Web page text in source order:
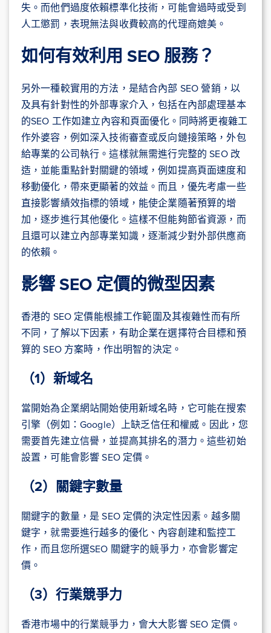
失。而他們過度依賴標準化技術，可能會過時或受到
人工懲罰，表現無法與收費較高的代理商媲美。
如何有效利用 SEO 服務？
另外一種較實用的方法，是結合內部 SEO 營銷，以
及具有針對性的外部專家介入，包括在內部處理基本
的SEO 工作如建立內容和頁面優化。同時將更複雜工
作外婆容，例如深入技術審查或反向鏈接策略，外包
給專業的公司執行。這樣就無需進行完整的 SEO 改
造，並能重點針對關鍵的領域，例如提高頁面速度和
移動優化，帶來更顯著的效益。而且，優先考慮一些
直接影響績效指標的領域，能使企業隨著預算的增
加，逐步進行其他優化。這樣不但能夠節省資源，而
且還可以建立內部專業知識，逐漸減少對外部供應商
的依賴。
影響 SEO 定價的微型因素
香港的 SEO 定價能根據工作範圍及其複雜性而有所
不同，了解以下因素，有助企業在選擇符合目標和預
算的 SEO 方案時，作出明智的決定。
（1）新域名
當開始為企業網站開始使用新域名時，它可能在搜索
引擎（例如：Google）上缺乏信任和權威。因此，您
需要首先建立信譽，並提高其排名的潛力。這些初始
設置，可能會影響 SEO 定價。
（2）關鍵字數量
關鍵字的數量，是 SEO 定價的決定性因素。越多關
鍵字，就需要進行越多的優化、內容創建和監控工
作，而且您所選SEO 關鍵字的競爭力，亦會影響定
價。
（3）行業競爭力
香港市場中的行業競爭力，會大大影響 SEO 定價。